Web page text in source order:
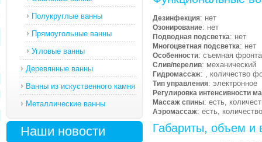
Полукруглые ванны
Прямоугольные ванны
Угловые ванны
Деревянные ванны
Ванны из искуственного камня
Металлические ванны
Наши новости
Дезинфекция: нет
Озонирование: нет
Подводная подсветка: нет
Многоцветная подсветка: нет
Особенности: съемная
Слив/перелив: механический
Гидромассаж: , количество
Тип управления: электронное
Регулировка интенсивности
Массаж спины: есть,
Аэромассаж: есть,
Габариты, объем и